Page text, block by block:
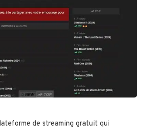
de streaming gratuit qui